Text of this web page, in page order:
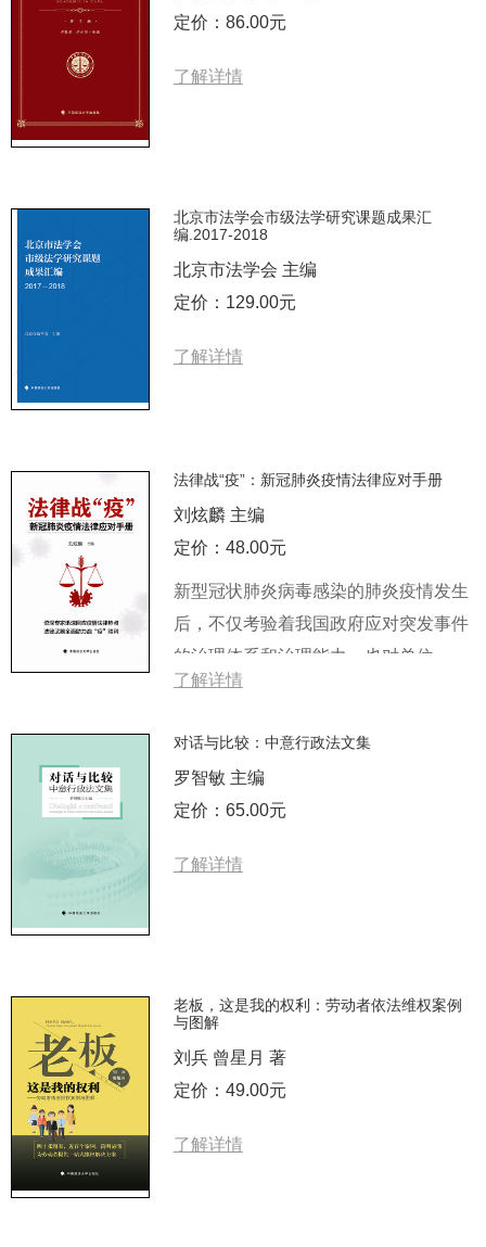
定价：86.00元
了解详情
北京市法学会市级法学研究课题成果汇
编.2017-2018
北京市法学会 主编
定价：129.00元
了解详情
法律战“疫”：新冠肺炎疫情法律应对手册
刘炫麟 主编
定价：48.00元
新型冠状肺炎病毒感染的肺炎疫情发生
后，不仅考验着我国政府应对突发事件
的治理体系和治理能力，也对单位、
个...
了解详情
对话与比较：中意行政法文集
罗智敏 主编
定价：65.00元
了解详情
老板，这是我的权利：劳动者依法维权案例
与图解
刘兵 曾星月 著
定价：49.00元
了解详情